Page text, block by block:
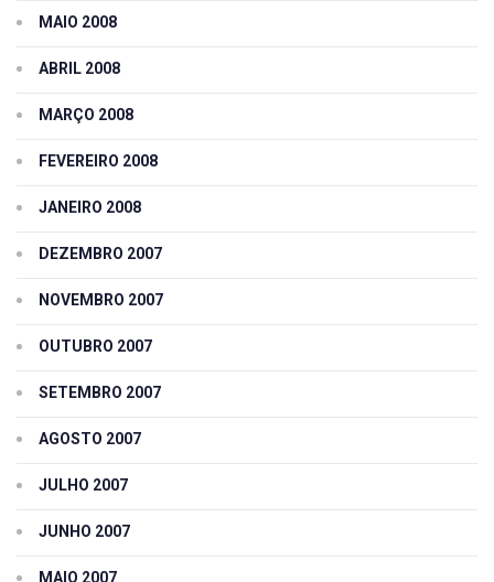
MAIO 2008
ABRIL 2008
MARÇO 2008
FEVEREIRO 2008
JANEIRO 2008
DEZEMBRO 2007
NOVEMBRO 2007
OUTUBRO 2007
SETEMBRO 2007
AGOSTO 2007
JULHO 2007
JUNHO 2007
MAIO 2007